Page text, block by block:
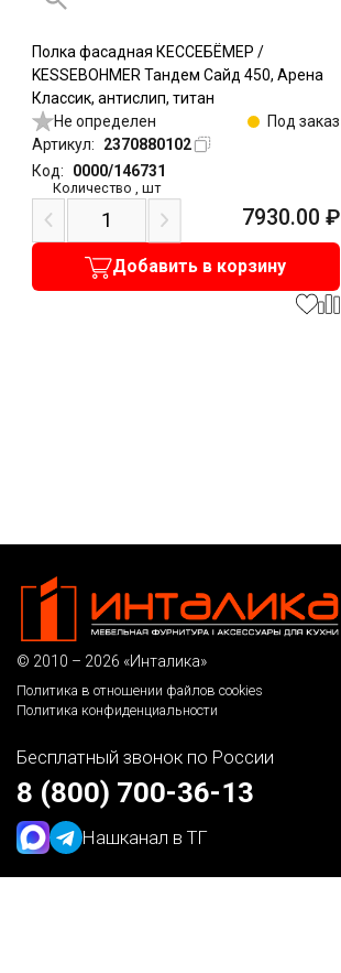
Полка фасадная КЕССЕБЁМЕР /
KESSEBOHMER Тандем Сайд 450, Арена
Классик, антислип, титан
Не определен
Под заказ
Артикул:
2370880102
Код:
0000/146731
Количество шт
7930.00 ₽
Добавить в корзину
© 2010 – 2026 «Инталика»
Политика в отношении файлов cookies
Политика конфиденциальности
Бесплатный звонок по России
8 (800) 700-36-13
Нашканал в ТГ